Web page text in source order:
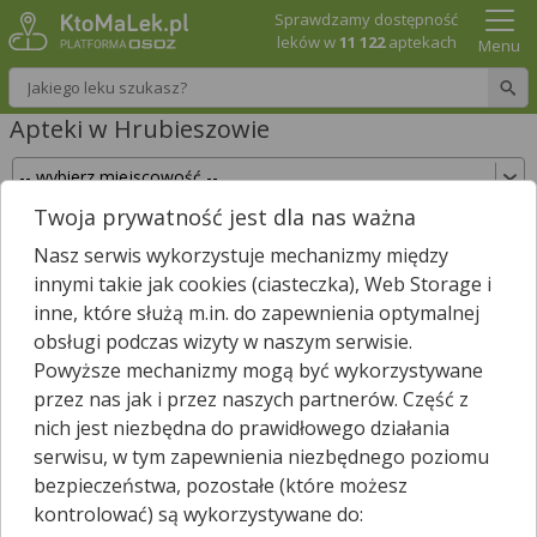
Wpisz nazwę leku
Sprawdzamy dostępność
leków w11 122aptekach Menu
Apteki w Hrubieszowie
Sprawdź, które apteki w Hrubieszowie posiadają
Twój lek i zarezerwuj go już teraz!
Wpisz nazwę leku
W Hrubieszowie jest 16 aptek. 1apteka zgłosiła nam, że jest
właśnie otwarta.*
Wybierz typ aptek
Twoja prywatność jest dla nas ważna
Nasz serwis wykorzystuje mechanizmy między
innymi takie jak cookies (ciasteczka), Web Storage i
inne, które służą m.in. do zapewnienia optymalnej
obsługi podczas wizyty w naszym serwisie.
Powyższe mechanizmy mogą być wykorzystywane
przez nas jak i przez naszych partnerów. Część z
nich jest niezbędna do prawidłowego działania
serwisu, w tym zapewnienia niezbędnego poziomu
bezpieczeństwa, pozostałe (które możesz
kontrolować) są wykorzystywane do: